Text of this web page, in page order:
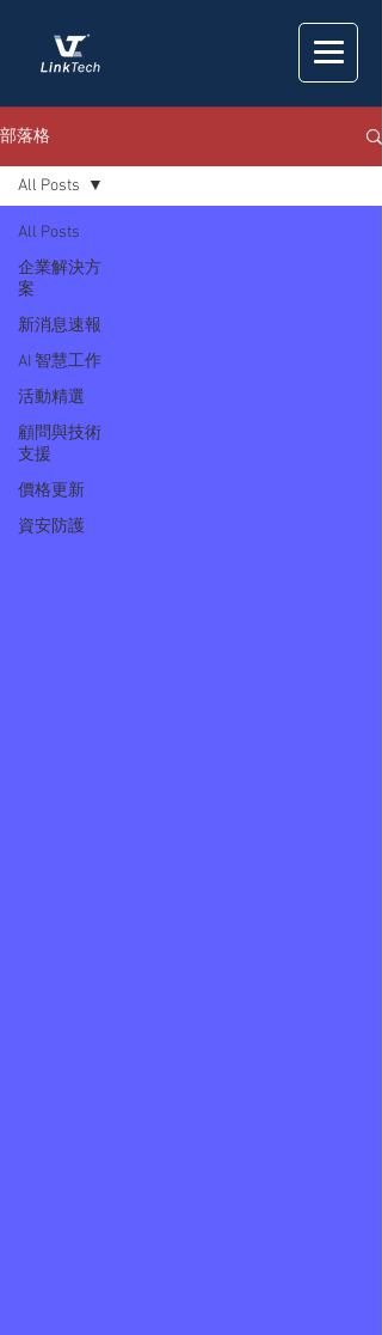
部落格
All Posts
企業解決方
案
新消息速報
AI 智慧工作
活動精選
顧問與技術
支援
價格更新
資安防護
All Posts